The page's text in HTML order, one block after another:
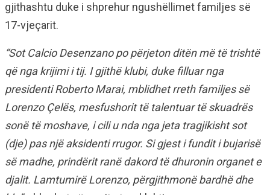
gjithashtu duke i shprehur ngushëllimet familjes së
17-vjeçarit.
“Sot Calcio Desenzano po përjeton ditën më të trishtë
që nga krijimi i tij. I gjithë klubi, duke filluar nga
presidenti Roberto Marai, mblidhet rreth familjes së
Lorenzo Çelës, mesfushorit të talentuar të skuadrës
sonë të moshave, i cili u nda nga jeta tragjikisht sot
(dje) pas një aksidenti rrugor. Si gjest i fundit i bujarisë
së madhe, prindërit ranë dakord të dhuronin organet e
djalit. Lamtumirë Lorenzo, përgjithmonë bardhë dhe